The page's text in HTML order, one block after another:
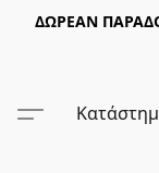
ΔΩΡΕΑΝ